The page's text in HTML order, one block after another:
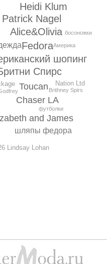
Fedora
Alice&Olivia
шопинг
Patrick Nagel
Спирс
Heidi Klum
Toucan
Chaser LA
and James
шляпы федора
Nation Ltd
Lindsay Lohan
босоножки
Америка
Brithney Spirs
футболки